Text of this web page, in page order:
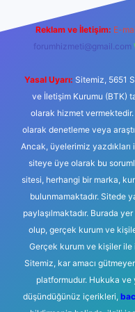
Reklam ve İletişim: E-
forumhizmeti@gmail.com
Yasal Uyarı: Sitemiz, 5651
ve İletişim Kurumu (BTK)
olarak hizmet
olarak denetleme veya
Ancak, üyelerimiz
siteye üye olarak bu
sitesi, herhangi bir marka,
bulunmamaktadır. Sitede
paylaşılmaktadır. Burada
olup, gerçek kurum ve
Gerçek kurum ve kişiler
Sitemiz, kar amacı
platformudur. Hukuka ve
düşündüğünüz içerikleri,